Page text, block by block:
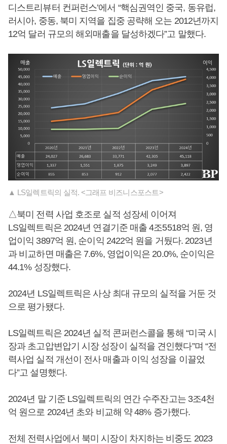
디스트리뷰터 컨퍼런스’에서 “핵심권역인 중국, 동유럽,
러시아, 중동, 북미 지역을 집중 공략해 오는 2012년까지
12억 달러 규모의 해외매출을 달성하겠다”고 말했다.
▲ LS일렉트릭의 실적. <그래프 비즈니스포스트>
△북미 전력 사업 호조로 실적 성장세 이어져
LS일렉트릭은 2024년 연결기준 매출 4조5518억 원, 영
업이익 3897억 원, 순이익 2422억 원을 거뒀다. 2023년
과 비교하면 매출은 7.6%, 영업이익은 20.0%, 순이익은
44.1% 성장했다.
2024년 LS일렉트릭은 사상 최대 규모의 실적을 거둔 것
으로 평가됐다.
LS일렉트릭은 2024년 실적 콘퍼런스콜을 통해 “미국 시
장과 초고압변압기 시장 성장이 실적을 견인했다”며 “전
력사업 실적 개선이 전사 매출과 이익 성장을 이끌었
다”고 설명했다.
2024년 말 기준 LS일렉트릭의 연간 수주잔고는 3조4천
억 원으로 2024년 초와 비교해 약 48% 증가했다.
전체 전력사업에서 북미 시장이 차지하는 비중도 2023